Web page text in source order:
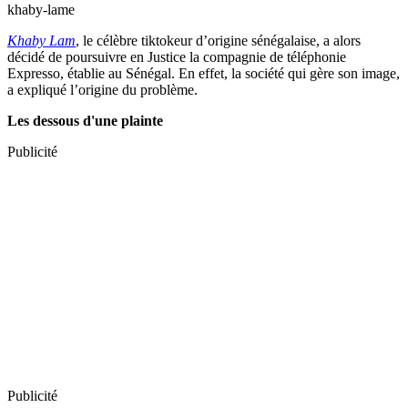
khaby-lame
Khaby Lam, le célèbre tiktokeur d’origine sénégalaise, a alors
décidé de poursuivre en Justice la compagnie de téléphonie
Expresso, établie au Sénégal. En effet, la société qui gère son image,
a expliqué l’origine du problème.
Les dessous d'une plainte
Publicité
Publicité